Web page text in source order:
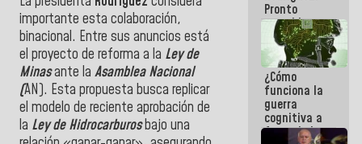
importante esta colaboración,
binacional. Entre sus anuncios está
el proyecto de reforma a la Ley de
Minasante la Asamblea Nacional
(AN). Esta propuesta busca replicar
el modelo de reciente aprobación de
la Ley de Hidrocarburosbajo una
Pronto
restableceremos
las
operaciones
en el
Aeropuerto
Internacional
de
Maiquetía
¿Cómo
funciona la
guerra
cognitiva a
favor de la